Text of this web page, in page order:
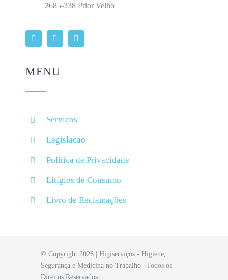
2685-338 Prior Velho
MENU
Serviços
Legislacao
Política de Privacidade
Litígios de Consumo
Livro de Reclamações
© Copyright 2026 | Higiserviços - Higiene,
Segurança e Medicina no Trabalho | Todos os
Direitos Reservados